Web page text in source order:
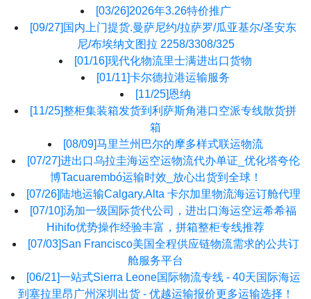
[03/26]2026年3.26特价推广
[09/27] 国内上门提货.曼萨尼约/拉萨罗/瓜亚基尔/圣安东
尼/布埃纳文图拉 2258/3308/325
[01/16]现代化物流里士满进出口货物
[01/11]卡尔德拉港运输服务
[11/25]恩纳
[11/25]整柜集装箱发货到利萨斯角港口空派专线散货拼
箱
[08/09]马里兰州巴尔的摩多样式联运物流
[07/27]进出口乌拉圭海运空运物流代办单证_优化塔夸伦
博Tacuarembó运输时效_放心出货到全球！
[07/26] 陆地运输Calgary,Alta 卡尔加里物流海运订舱代理
[07/10]汤加一级国际货代公司，进出口海运空运希希福
Hihifo优势操作经验丰富，拼箱整柜专线推荐
[07/03]San Francisco美国全程供应链物流需求的公共订
舱服务平台
[06/21]一站式Sierra Leone国际物流专线 - 40天国际海运
到塞拉里昂广州深圳出货 - 优越运输报价更多运输选择！